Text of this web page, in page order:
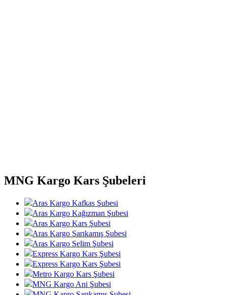
MNG Kargo Kars Şubeleri
Aras Kargo Kafkas Şubesi
Aras Kargo Kağızman Şubesi
Aras Kargo Kars Şubesi
Aras Kargo Sarıkamış Şubesi
Aras Kargo Selim Şubesi
Express Kargo Kars Şubesi
Express Kargo Kars Şubesi
Metro Kargo Kars Şubesi
MNG Kargo Ani Şubesi